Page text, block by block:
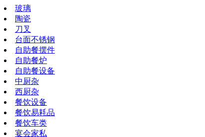
玻璃
陶瓷
刀叉
台面不锈钢
自助餐摆件
自助餐炉
自助餐设备
中厨杂
西厨杂
餐饮设备
餐饮易耗品
餐饮车类
宴会家私